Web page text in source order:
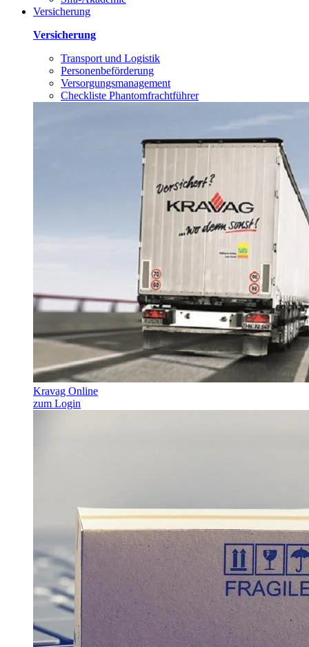
Versicherung
Versicherung
Transport und Logistik
Personenbeförderung
Versorgungsmanagement
Checkliste Phantomfrachtführer
Kravag Online
zum Login